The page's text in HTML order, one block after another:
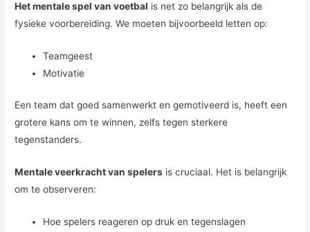
Het mentale spel van voetbal is net zo belangrijk als de
fysieke voorbereiding. We moeten bijvoorbeeld letten op:
Teamgeest
Motivatie
Een team dat goed samenwerkt en gemotiveerd is, heeft een
grotere kans om te winnen, zelfs tegen sterkere
tegenstanders.
Mentale veerkracht van spelers is cruciaal. Het is belangrijk
om te observeren:
Hoe spelers reageren op druk en tegenslagen